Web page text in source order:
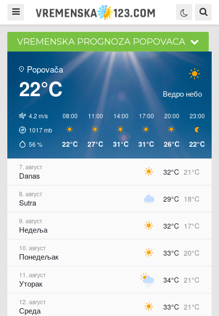
VREMENSKA PROGNOZA POPOVACA
Popovača
22°C Ведро небо
4.2 m/s
1017mb
56%
08:00
22°C
11:00
27°C
14:00
31°C
17:00
31°C
20:00
26°C
23:00
22°C
7. август
Danas 32°C 21°C
8. август
Sutra 29°C 18°C
9. август
Недеља 32°C 17°C
10. август
Понедељак 33°C 20°C
11. август
Уторак 34°C 21°C
12. август
Среда 33°C 21°C